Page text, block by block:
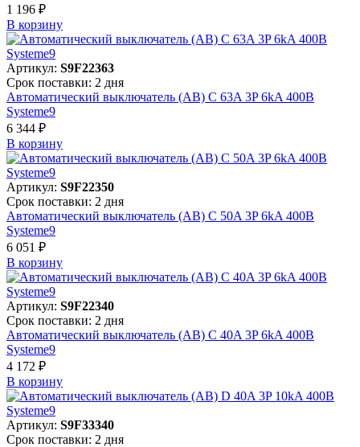
1 196 ₽
В корзинy
Артикул: S9F22363
Срок поставки: 2 дня
Автоматический выключатель (АВ) C 63A 3P 6kA 400В
Systeme9
6 344 ₽
В корзинy
Артикул: S9F22350
Срок поставки: 2 дня
Автоматический выключатель (АВ) C 50A 3P 6kA 400В
Systeme9
6 051 ₽
В корзинy
Артикул: S9F22340
Срок поставки: 2 дня
Автоматический выключатель (АВ) C 40A 3P 6kA 400В
Systeme9
4 172 ₽
В корзинy
Артикул: S9F33340
Срок поставки: 2 дня